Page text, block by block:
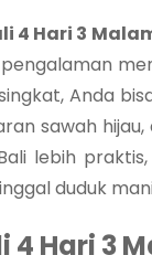
4 Hari 3
Anda
sawah
lebih
duduk
4 Hari 3